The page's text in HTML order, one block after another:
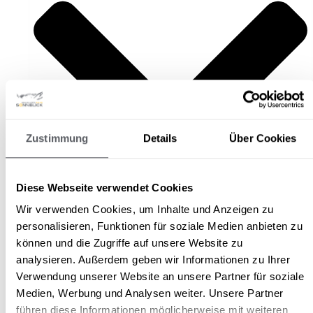
Zustimmung Details Über Cookies
Diese Webseite verwendet Cookies
Wir verwenden Cookies, um Inhalte und Anzeigen zu
personalisieren, Funktionen für soziale Medien anbieten zu
können und die Zugriffe auf unsere Website zu
analysieren. Außerdem geben wir Informationen zu Ihrer
Verwendung unserer Website an unsere Partner für soziale
Medien, Werbung und Analysen weiter. Unsere Partner
führen diese Informationen möglicherweise mit weiteren
Witamy w Elisabeth
B&B Elisabeth Buchen
APART EDELWEISS
MYŚLIMY PRZYSZŁOŚCIOWO